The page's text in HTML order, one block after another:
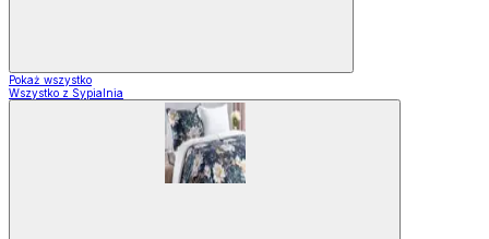
Pokaż wszystko
Wszystko z Sypialnia